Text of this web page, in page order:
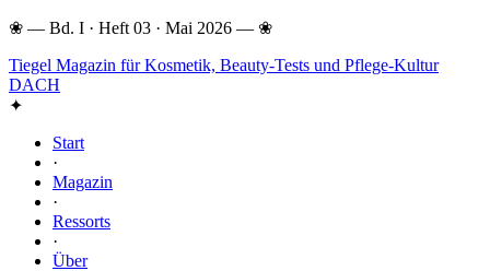
❀ — Bd. I · Heft 03 · Mai 2026 — ❀
Tiegel Magazin für Kosmetik, Beauty-Tests und Pflege-Kultur
DACH
✦
Start
·
Magazin
·
Ressorts
·
Über